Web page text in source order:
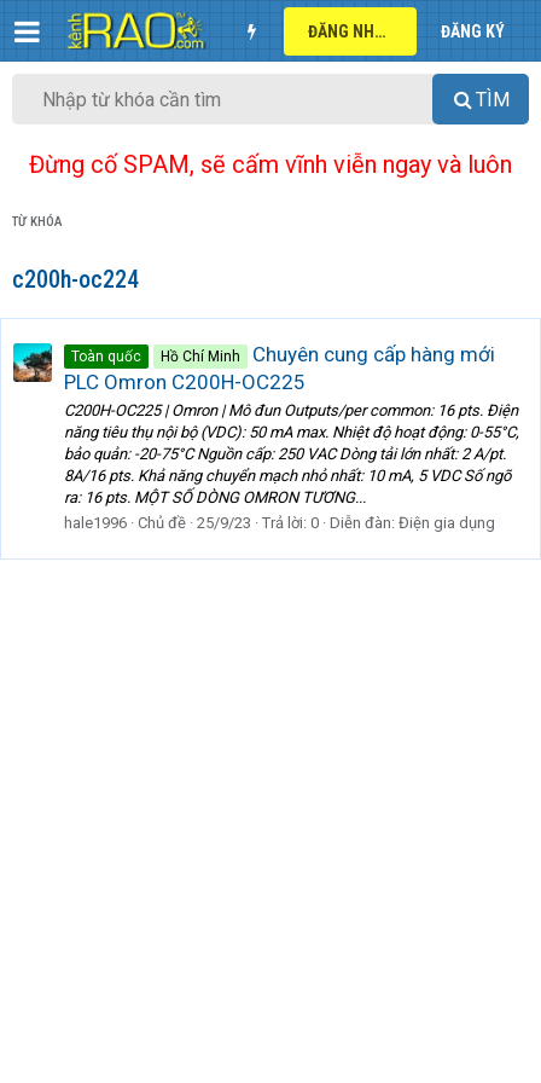
ĐĂNG NHẬP ĐĂNG KÝ
TÌM
Đừng cố SPAM, sẽ cấm vĩnh viễn ngay và luôn
TỪ KHÓA
c200h-oc224
Toàn quốc Hồ Chí Minh
Chuyên cung cấp hàng mới
PLC Omron C200H-OC225
C200H-OC225 | Omron | Mô đun Outputs/per common: 16 pts. Điện
năng tiêu thụ nội bộ (VDC): 50 mA max. Nhiệt độ hoạt động: 0-55°C,
bảo quản: -20-75°C Nguồn cấp: 250 VAC Dòng tải lớn nhất: 2 A/pt.
8A/16 pts. Khả năng chuyển mạch nhỏ nhất: 10 mA, 5 VDC Số ngõ
ra: 16 pts. MỘT SỐ DÒNG OMRON TƯƠNG...
hale1996 Chủ đề 25/9/23 Trả lời: 0 Diễn đàn: Điện gia dụng